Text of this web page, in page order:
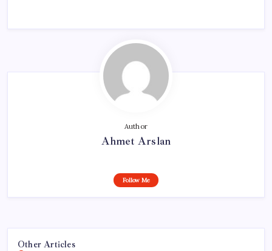
Author
Ahmet Arslan
Follow Me
Other Articles